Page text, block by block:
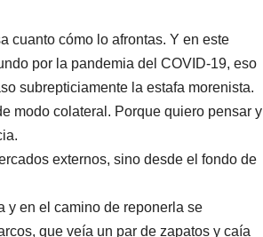
cuanto cómo lo afrontas. Y en este
por la pandemia del COVID-19, eso
subrepticiamente la estafa morenista.
modo colateral. Porque quiero pensar y
externos, sino desde el fondo de
y en el camino de reponerla se
que veía un par de zapatos y caía